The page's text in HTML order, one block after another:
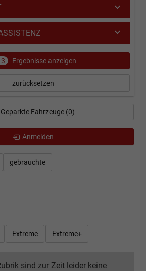
gebrauchte
Extreme Extreme+
sind zur Zeit leider keine
Ergebnisse anzeigen
zurücksetzen
Geparkte Fahrzeuge (0)
Anmelden